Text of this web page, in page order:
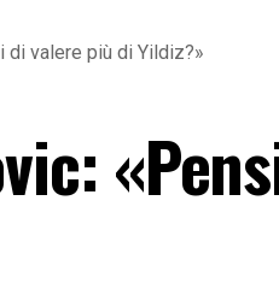
di valere più di Yildiz?»